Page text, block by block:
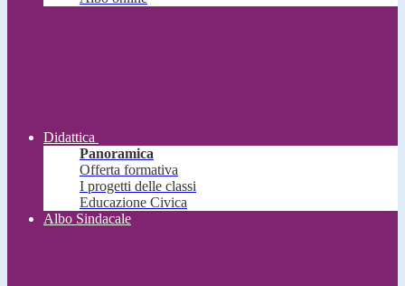
Didattica
Panoramica
Offerta formativa
I progetti delle classi
Educazione Civica
Albo Sindacale